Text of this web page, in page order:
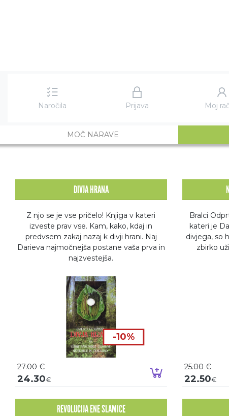
Naročila Prijava Moj
MOČ NARAVE
Dodaj v košarico
DIVJA HRANA
Z njo se je vse pričelo! Knjiga v kateri
izveste prav vse. Kam, kako, kdaj in
predvsem zakaj nazaj k divji hrani. Naj
Darieva najmočnejša postane vaša prva in
najzvestejša.
-10%
Dodaj v košarico
27.00 €
24.30€
Bralci
kateri je
divjega, so
zbirko
25.00 €
22.50€
REVOLUCIJA ENE SLAMICE